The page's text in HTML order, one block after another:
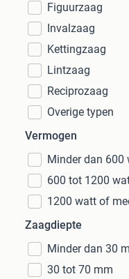
Figuurzaag
Invalzaag
Kettingzaag
Lintzaag
Reciprozaag
Overige typen
Vermogen
Minder dan 600
600 tot 1200
1200 watt of
Zaagdiepte
Minder dan 30
30 tot 70 mm